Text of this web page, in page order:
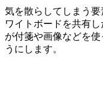
気を散らしてしまう
ワイトボードを共有
が付箋や画像などを
うにします。